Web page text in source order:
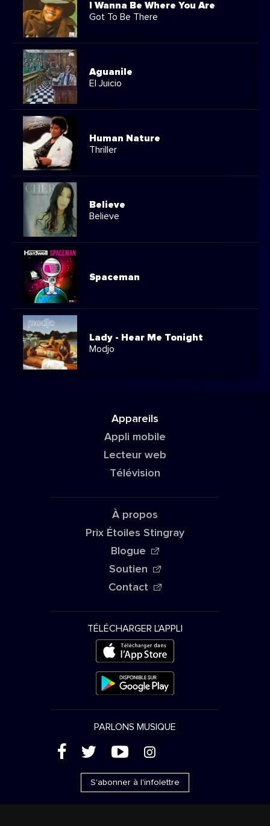
I Wanna Be Where You Are
Got To Be There
Aguanile
El Juicio
Human Nature
Thriller
Believe
Believe
Spaceman
Lady - Hear Me Tonight
Modjo
Appareils
Appli mobile
Lecteur web
Télévision
À propos
Prix Étoiles Stingray
Blogue
Soutien
Contact
TÉLÉCHARGER L'APPLI
PARLONS MUSIQUE
( ' + &
S'abonner à l'infolettre